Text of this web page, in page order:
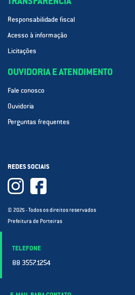
Responsabilidade fiscal
Acesso à informação
Licitações
OUVIDORIA E ATENDIMENTO
Fale conosco
Ouvidoria
Perguntas frequentes
REDES SOCIAIS
© 2025 - Todos os direitos reservados
Prefeitura de Porteiras
TELEFONE
88 3557.1254